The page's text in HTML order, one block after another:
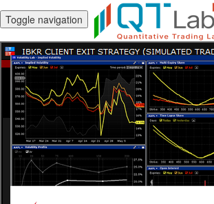
Toggle navigation